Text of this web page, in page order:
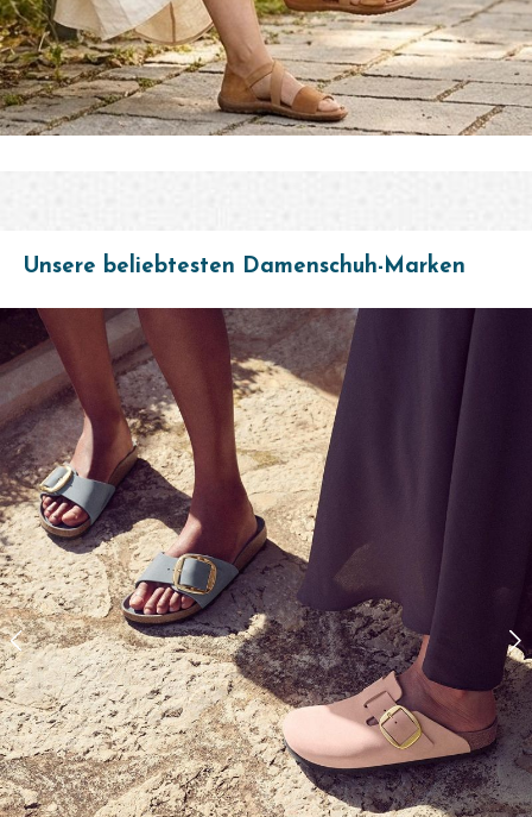
Unsere beliebtesten Damenschuh-Marken
Bildergalerie überspringen